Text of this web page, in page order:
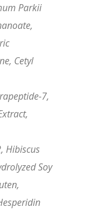
Parkii
Cetyl
7,
Hibiscus
Soy